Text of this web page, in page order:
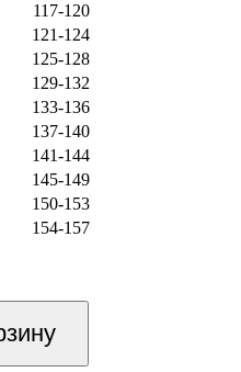
117-120
121-124
125-128
129-132
133-136
137-140
141-144
145-149
150-153
154-157